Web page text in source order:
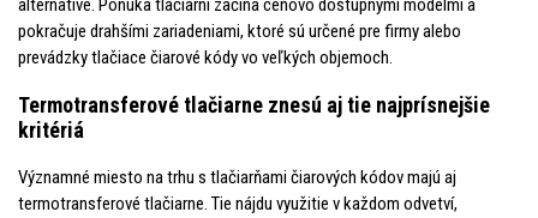
alternatíve. Ponuka tlačiarní začína cenovo dostupnými modelmi a
pokračuje drahšími zariadeniami, ktoré sú určené pre firmy alebo
prevádzky tlačiace čiarové kódy vo veľkých objemoch.
Termotransferové tlačiarne znesú aj tie najprísnejšie
kritériá
Významné miesto na trhu s tlačiarňami čiarových kódov majú aj
termotransferové tlačiarne. Tie nájdu využitie v každom odvetví,